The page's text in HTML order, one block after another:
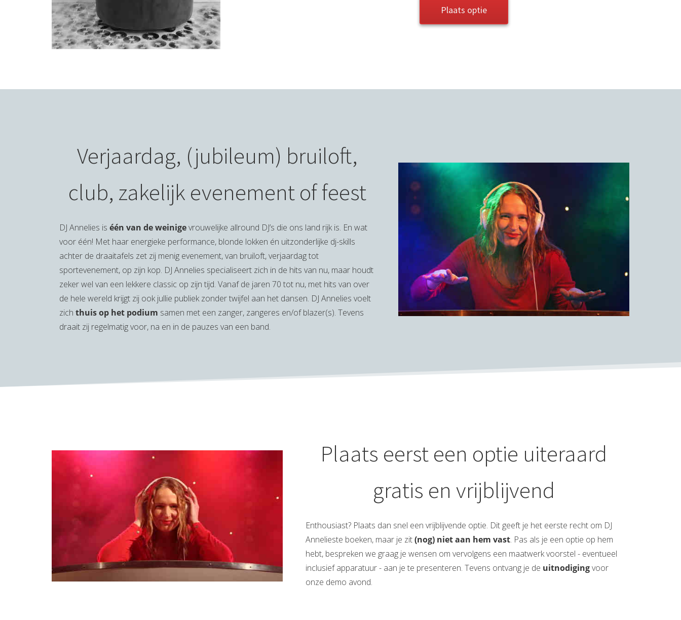
Plaats optie
Verjaardag, (jubileum) bruiloft,
club, zakelijk evenement of feest
DJ Annelies is één van de weinigevrouwelijke allround DJ’s die ons land rijk is. En wat
voor één! Met haar energieke performance, blonde lokken én uitzonderlijke dj-skills
achter de draaitafels zet zij menig evenement, van bruiloft, verjaardag tot
sportevenement, op zijn kop. DJ Annelies specialiseert zich in de hits van nu, maar houdt
zeker wel van een lekkere classic op zijn tijd. Vanaf de jaren 70 tot nu, met hits van over
de hele wereld krijgt zij ook jullie publiek zonder twijfel aan het dansen. DJ Annelies voelt
zich thuis op het podium samen met een zanger, zangeres en/of blazer(s). Tevens
draait zij regelmatig voor, na en in de pauzes van een band.
Plaats eerst een optie uiteraard
gratis en vrijblijvend
Enthousiast? Plaats dan snel een vrijblijvende optie. Dit geeft je het eerste recht om DJ
Annelieste boeken, maar je zit(nog) niet aan hem vast. Pas als je een optie op hem
hebt, bespreken we graag je wensen om vervolgens een maatwerk voorstel - eventueel
inclusief apparatuur - aan je te presenteren. Tevens ontvang je de uitnodigingvoor
onze demo avond.